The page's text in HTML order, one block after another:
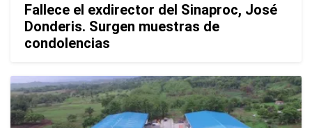
Fallece el exdirector del Sinaproc, José
Donderis. Surgen muestras de
condolencias